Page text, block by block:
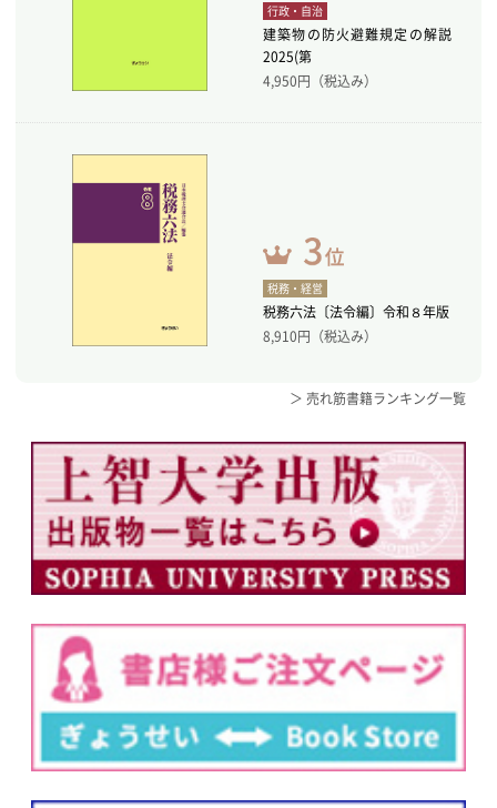
行政・自治
建築物の防火避難規定の解説
2025(第
4,950円（税込み）
税務・経営
税務六法〔法令編〕令和８年版
8,910円（税込み）
＞ 売れ筋書籍ランキング一覧